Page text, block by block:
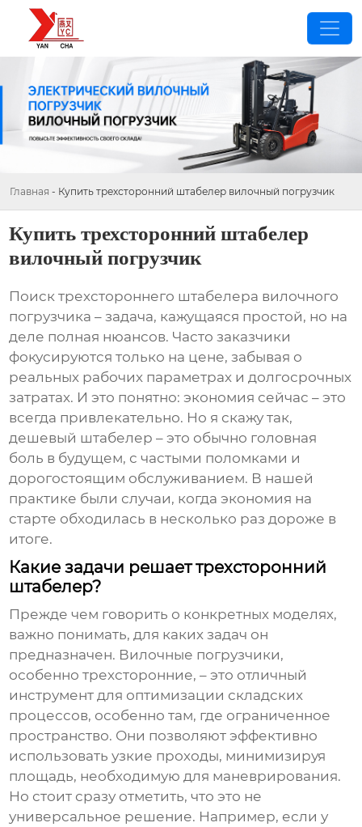
Главная - Купить трехсторонний штабелер вилочный погрузчик
Купить трехсторонний штабелер
вилочный погрузчик
Поисктрехстороннего штабелера вилочного
погрузчика – задача, кажущаяся простой, но на
деле полная нюансов. Часто заказчики
фокусируются только на цене, забывая о
реальных рабочих параметрах и долгосрочных
затратах. И это понятно: экономия сейчас – это
всегда привлекательно. Но я скажу так,
дешевый штабелер – это обычно головная
боль в будущем, с частыми поломками и
дорогостоящим обслуживанием. В нашей
практике были случаи, когда экономия на
старте обходилась в несколько раз дороже в
итоге.
Какие задачи решает трехсторонний
штабелер?
Прежде чем говорить о конкретных моделях,
важно понимать, для каких задач он
предназначен. Вилочные погрузчики,
особенно трехсторонние, – это отличный
инструмент для оптимизации складских
процессов, особенно там, где ограниченное
пространство. Они позволяют эффективно
использовать узкие проходы, минимизируя
площадь, необходимую для маневрирования.
Но стоит сразу отметить, что это не
универсальное решение. Например, если у